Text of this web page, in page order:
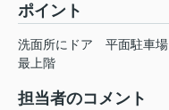
ポイント
洗面所にドア 平面駐車場
最上階
担当者のコメント